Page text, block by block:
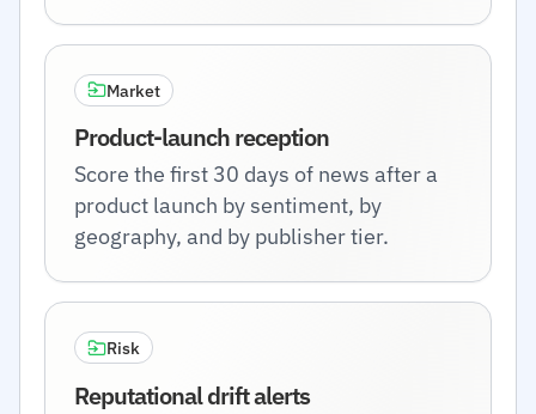
Market
Product-launch reception
Score the first 30 days of news after a
product launch by sentiment, by
geography, and by publisher tier.
Risk
Reputational drift alerts